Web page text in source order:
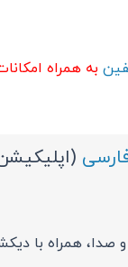
به همراه
همراه با